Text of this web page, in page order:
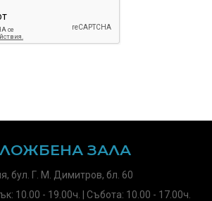
ЗАЛА
бул. Г. М. Димитров, бл. 60
10.00 - 19.00ч. | Събота: 10.00 - 17.00ч.